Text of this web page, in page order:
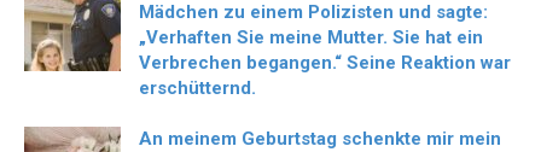
Mädchen zu einem Polizisten und sagte:
„Verhaften Sie meine Mutter. Sie hat ein
Verbrechen begangen.“ Seine Reaktion war
erschütternd.
An meinem Geburtstag schenkte mir mein